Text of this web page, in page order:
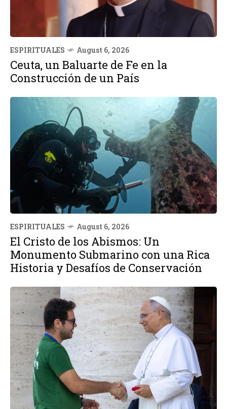
ESPIRITUALES August 6, 2026
Ceuta, un Baluarte de Fe en la
Construcción de un País
ESPIRITUALES August 6, 2026
El Cristo de los Abismos: Un
Monumento Submarino con una Rica
Historia y Desafíos de Conservación